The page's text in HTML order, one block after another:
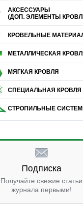
АКСЕССУАРЫ
(ДОП. ЭЛЕМЕНТЫ
КРОВЕЛЬНЫЕ
МЕТАЛЛИЧЕСКАЯ
МЯГКАЯ КРОВЛЯ
СПЕЦИАЛЬНАЯ КРОВЛЯ
СТРОПИЛЬНЫЕ
Подписка
Получайте свежие статьи
журнала первыми!